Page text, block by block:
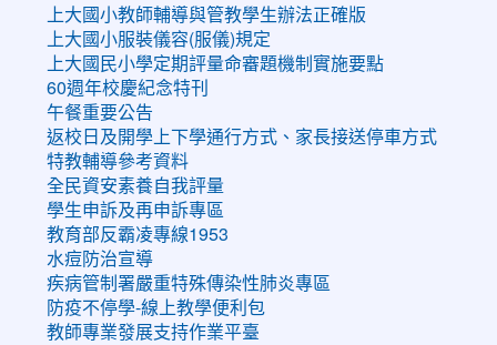
上大國小教師輔導與管教學生辦法正確版
上大國小服裝儀容(服儀)規定
上大國民小學定期評量命審題機制實施要點
60週年校慶紀念特刊
午餐重要公告
返校日及開學上下學通行方式、家長接送停車方式
特教輔導參考資料
全民資安素養自我評量
學生申訴及再申訴專區
教育部反霸凌專線1953
水痘防治宣導
疾病管制署嚴重特殊傳染性肺炎專區
防疫不停學-線上教學便利包
教師專業發展支持作業平臺